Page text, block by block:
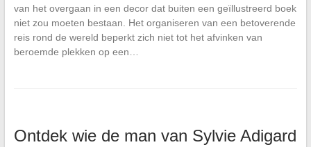
van het overgaan in een decor dat buiten een geïllustreerd boek
niet zou moeten bestaan. Het organiseren van een betoverende
reis rond de wereld beperkt zich niet tot het afvinken van
beroemde plekken op een…
Ontdek wie de man van Sylvie Adigard